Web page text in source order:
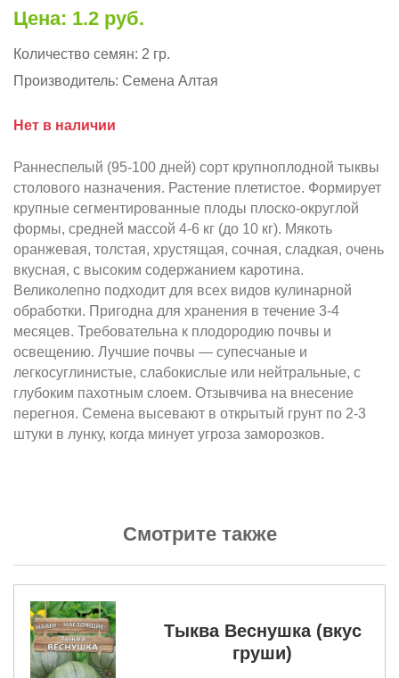
Цена: 1.2 руб.
Количество семян: 2 гр.
Производитель: Семена Алтая
Нет в наличии
Раннеспелый (95-100 дней) сорт крупноплодной тыквы
столового назначения. Растение плетистое. Формирует
крупные сегментированные плоды плоско-округлой
формы, средней массой 4-6 кг (до 10 кг). Мякоть
оранжевая, толстая, хрустящая, сочная, сладкая, очень
вкусная, с высоким содержанием каротина.
Великолепно подходит для всех видов кулинарной
обработки. Пригодна для хранения в течение 3-4
месяцев. Требовательна к плодородию почвы и
освещению. Лучшие почвы — супесчаные и
легкосуглинистые, слабокислые или нейтральные, с
глубоким пахотным слоем. Отзывчива на внесение
перегноя. Семена высевают в открытый грунт по 2-3
штуки в лунку, когда минует угроза заморозков.
Смотрите также
Тыква Веснушка (вкус
груши)